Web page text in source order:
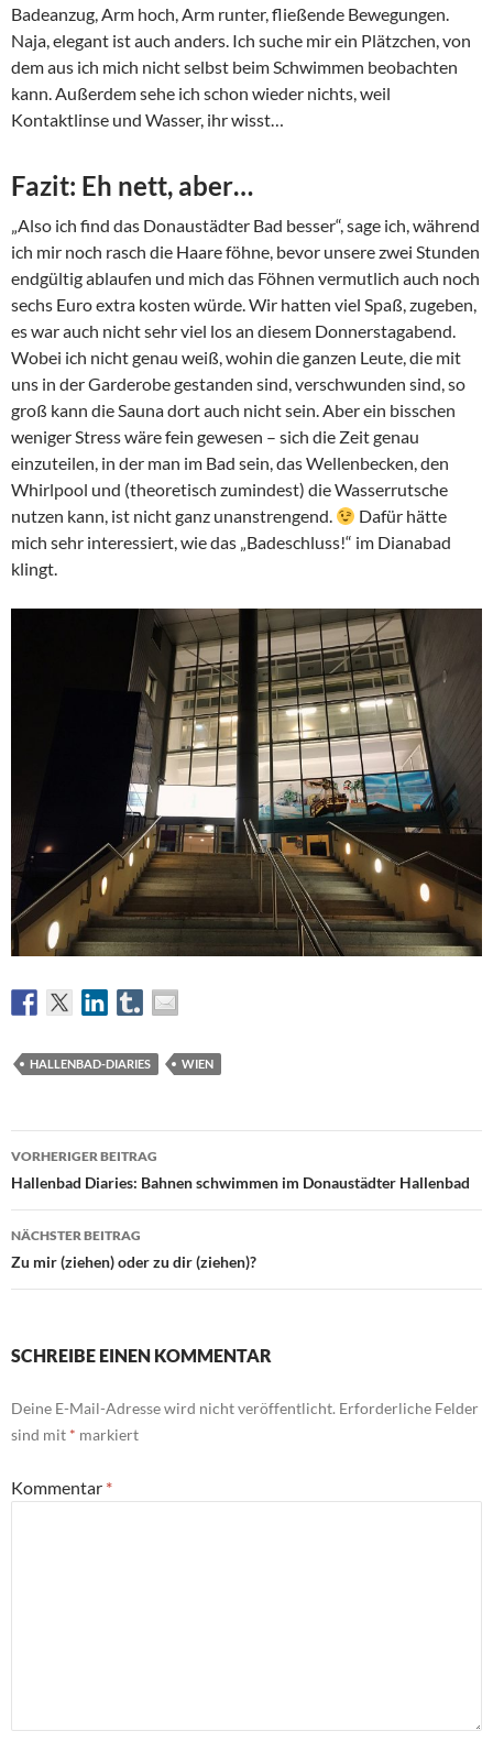
Badeanzug, Arm hoch, Arm runter, fließende Bewegungen.
Naja, elegant ist auch anders. Ich suche mir ein Plätzchen, von
dem aus ich mich nicht selbst beim Schwimmen beobachten
kann. Außerdem sehe ich schon wieder nichts, weil
Kontaktlinse und Wasser, ihr wisst…
Fazit: Eh nett, aber…
„Also ich find das Donaustädter Bad besser“, sage ich, während
ich mir noch rasch die Haare föhne, bevor unsere zwei Stunden
endgültig ablaufen und mich das Föhnen vermutlich auch noch
sechs Euro extra kosten würde. Wir hatten viel Spaß, zugeben,
es war auch nicht sehr viel los an diesem Donnerstagabend.
Wobei ich nicht genau weiß, wohin die ganzen Leute, die mit
uns in der Garderobe gestanden sind, verschwunden sind, so
groß kann die Sauna dort auch nicht sein. Aber ein bisschen
weniger Stress wäre fein gewesen – sich die Zeit genau
einzuteilen, in der man im Bad sein, das Wellenbecken, den
Whirlpool und (theoretisch zumindest) die Wasserrutsche
nutzen kann, ist nicht ganz unanstrengend.
Dafür hätte
mich sehr interessiert, wie das „Badeschluss!“ im Dianabad
klingt.
HALLENBAD-DIARIES WIEN
Beitragsnavigation
VORHERIGER BEITRAG
Hallenbad Diaries: Bahnen schwimmen im Donaustädter Hallenbad
NÄCHSTER BEITRAG
Zu mir (ziehen) oder zu dir (ziehen)?
SCHREIBE EINEN KOMMENTAR
Deine E-Mail-Adresse wird nicht veröffentlicht. Erforderliche Felder
sind mit * markiert
Kommentar *